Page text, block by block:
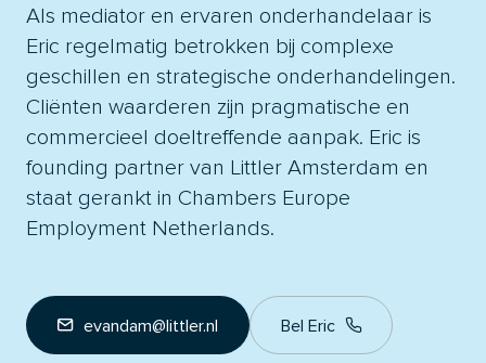
Als mediator en ervaren onderhandelaar is
Eric regelmatig betrokken bij complexe
geschillen en strategische onderhandelingen.
Cliënten waarderen zijn pragmatische en
commercieel doeltreffende aanpak. Eric is
founding partner van Littler Amsterdam en
staat gerankt in Chambers Europe
Employment Netherlands.
evandam@littler.nl Bel Eric